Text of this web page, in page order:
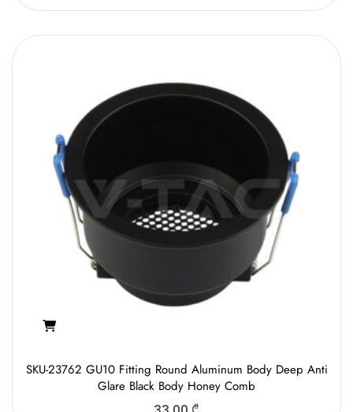
SKU-23762 GU10 Fitting Round Aluminum Body Deep Anti
Glare Black Body Honey Comb